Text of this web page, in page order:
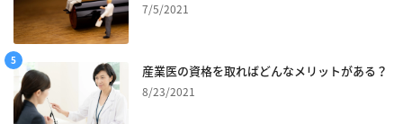
7/5/2021
産業医の資格を取ればどんなメリットがある？
8/23/2021